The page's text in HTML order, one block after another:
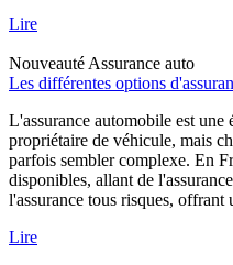
Lire
Nouveauté Assurance auto
Les différentes options
L'assurance automobile est
propriétaire de véhicule, mais
parfois sembler complexe. En
disponibles, allant de
l'assurance tous risques, offrant
Lire